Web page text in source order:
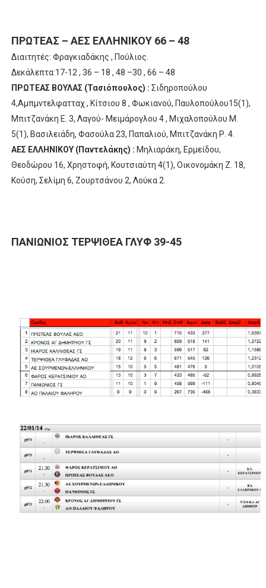
ΠΡΩΤΕΑΣ – ΑΕΣ ΕΛΛΗΝΙΚΟΥ 66 – 48
Διαιτητές: Φραγκιαδάκης , Πούλιος.
Δεκάλεπτα:17-12 , 36 – 18 , 48 –30 , 66 – 48
ΠΡΩΤΕΑΣ ΒΟΥΛΑΣ (Τασιόπουλος) : Σιδηροπούλου
4,Αμπμντελφατταχ , Κίτσιου 8 , Φωκιανού, Παυλοπούλου15(1),
Μπιτζανάκη Ε. 3, Λαγού- Μειμάρογλου 4 , Μιχαλοπούλου Μ.
5(1), Βασιλειάδη, Φασούλα 23, Παπαλιού, Μπιτζανάκη Ρ. 4.
ΑΕΣ ΕΛΛΗΝΙΚΟΥ (Παντελάκης) : Μηλιαράκη, Ερμείδου,
Θεοδώρου 16, Χρηστοφή, Κουτσιαύτη 4(1), Οικονομάκη Ζ. 18,
Κούση, Σελίμη 6, Ζουρτσάνου 2, Λούκα 2.
ΠΑΝΙΩΝΙΟΣ ΤΕΡΨΙΘΕΑ ΓΛΥΦ 39-45